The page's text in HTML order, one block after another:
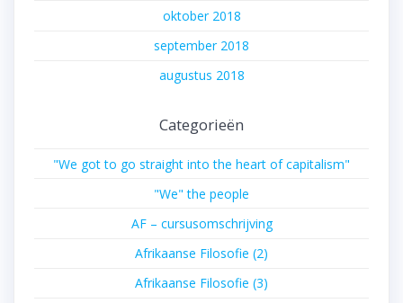
oktober 2018
september 2018
augustus 2018
Categorieën
"We got to go straight into the heart of capitalism"
"We" the people
AF – cursusomschrijving
Afrikaanse Filosofie (2)
Afrikaanse Filosofie (3)